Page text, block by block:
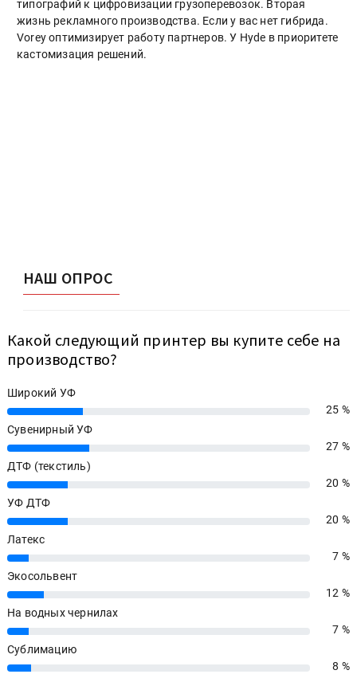
типографий к цифровизации грузоперевозок. Вторая
жизнь рекламного производства. Если у вас нет гибрида.
Vorey оптимизирует работу партнеров. У Hyde в приоритете
кастомизация решений.
НАШ ОПРОС
Какой следующий принтер вы купите себе на
производство?
Широкий УФ
25%
25 %
Сувенирный УФ
27%
27 %
ДТФ (текстиль)
20%
20 %
УФ ДТФ
20%
20 %
Латекс
7%
7 %
Экосольвент
12%
12 %
На водных чернилах
7%
7 %
Сублимацию
8%
8 %